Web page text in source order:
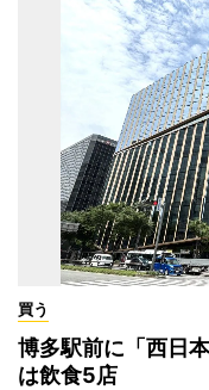
買う
博多駅前に「西日
は飲食5店